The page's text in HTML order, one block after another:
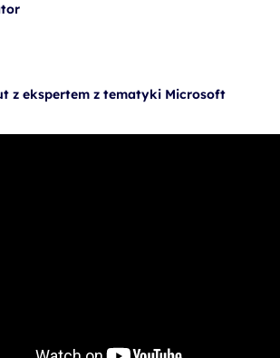
z ekspertem z tematyki Microsoft